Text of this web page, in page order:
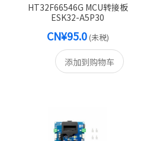
HT32F66546G MCU转接板
ESK32-A5P30
CN¥95.0(未税)
添加到购物车